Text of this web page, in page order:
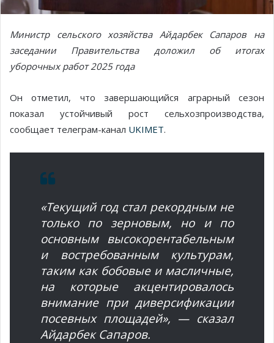
Министр сельского хозяйства Айдарбек Сапаров на
заседании Правительства доложил об итогах
уборочных работ 2025 года
Он отметил, что завершающийся аграрный сезон
показал устойчивый рост сельхозпроизводства,
сообщает телеграм-канал UKIMET.
«Текущий год стал рекордным не
только по зерновым, но и по
основным высокорентабельным
и востребованным культурам,
таким как бобовые и масличные,
на которые акцентировалось
внимание при диверсификации
посевных площадей», — сказал
Айдарбек Сапаров.